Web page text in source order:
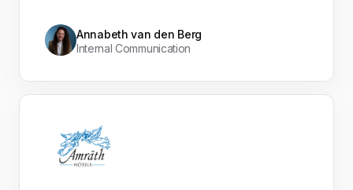
Annabeth van den Berg
Internal Communication